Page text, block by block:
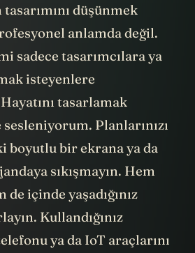
düşünmek
anlamda değil.
sadece tasarımcılara ya
isteyenlere
tasarlamak
Planlarınızı
boyutlu bir ekrana ya da
sıkışmayın. Hem
de içinde yaşadığınız
Kullandığınız
ya da IoT araçlarını